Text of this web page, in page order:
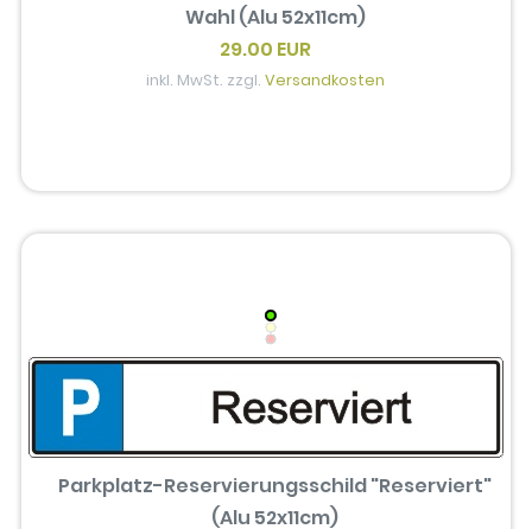
Wahl (Alu 52x11cm)
29.00 EUR
inkl. MwSt. zzgl.Versandkosten
Parkplatz-Reservierungsschild "Reserviert"
(Alu 52x11cm)